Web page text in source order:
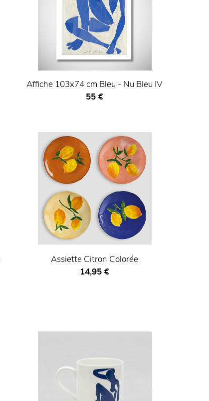
Affiche 103x74 cm Bleu - Nu Bleu IV
Prix ​​actuel
55 €
Assiette Citron Colorée
Prix ​​actuel
14,95 €